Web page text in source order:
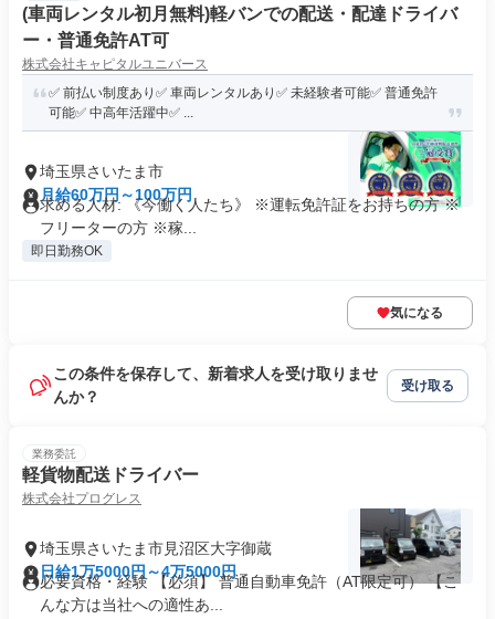
(車両レンタル初月無料)軽バンでの配送・配達ドライバ
ー・普通免許AT可
株式会社キャピタルユニバース
✅ 前払い制度あり✅ 車両レンタルあり✅ 未経験者可能✅ 普通免許
可能✅ 中高年活躍中✅ ...
埼玉県さいたま市
月給60万円～100万円
求める人材: 《今働く人たち》 ※運転免許証をお持ちの方 ※
フリーターの方 ※稼...
即日勤務OK
気になる
この条件を保存して、新着求人を受け取りませ
んか？
受け取る
業務委託
軽貨物配送ドライバー
株式会社プログレス
埼玉県さいたま市見沼区大字御蔵
日給1万5000円～4万5000円
必要資格・経験 【必須】 普通自動車免許（AT限定可） 【こ
んな方は当社への適性あ...